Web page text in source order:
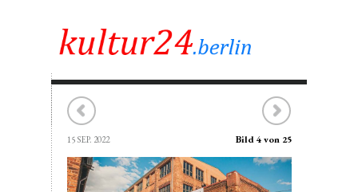
15 SEP. 2022 Bild 4 von 25